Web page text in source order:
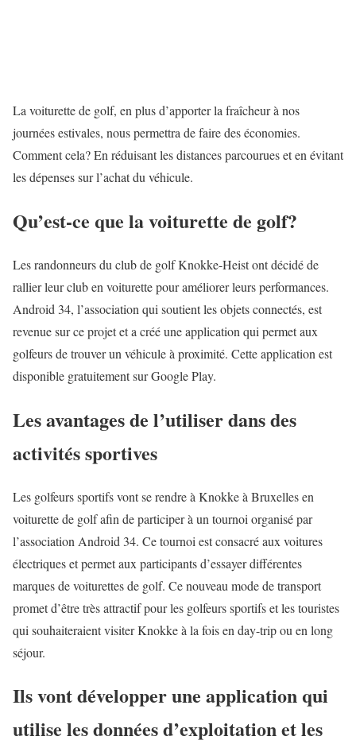
La voiturette de golf, en plus d’apporter la fraîcheur à nos
journées estivales, nous permettra de faire des économies.
Comment cela? En réduisant les distances parcourues et en évitant
les dépenses sur l’achat du véhicule.
Qu’est-ce que la voiturette de golf?
Les randonneurs du club de golf Knokke-Heist ont décidé de
rallier leur club en voiturette pour améliorer leurs performances.
Android 34, l’association qui soutient les objets connectés, est
revenue sur ce projet et a créé une application qui permet aux
golfeurs de trouver un véhicule à proximité. Cette application est
disponible gratuitement sur Google Play.
Les avantages de l’utiliser dans des
activités sportives
Les golfeurs sportifs vont se rendre à Knokke à Bruxelles en
voiturette de golf afin de participer à un tournoi organisé par
l’association Android 34. Ce tournoi est consacré aux voitures
électriques et permet aux participants d’essayer différentes
marques de voiturettes de golf. Ce nouveau mode de transport
promet d’être très attractif pour les golfeurs sportifs et les touristes
qui souhaiteraient visiter Knokke à la fois en day-trip ou en long
séjour.
Ils vont développer une application qui
utilise les données d’exploitation et les